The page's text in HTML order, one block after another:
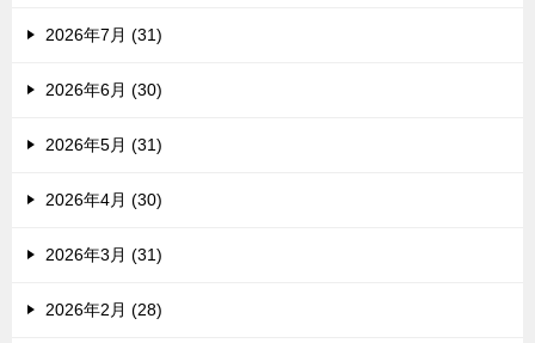
2026年7月 (31)
2026年6月 (30)
2026年5月 (31)
2026年4月 (30)
2026年3月 (31)
2026年2月 (28)